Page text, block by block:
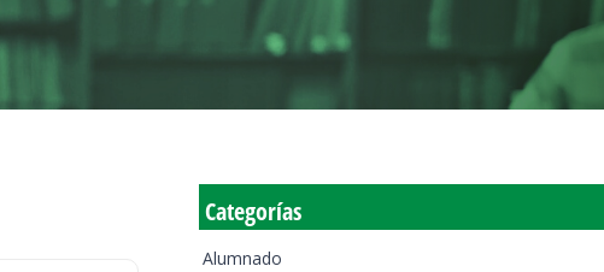
Categorías
Alumnado